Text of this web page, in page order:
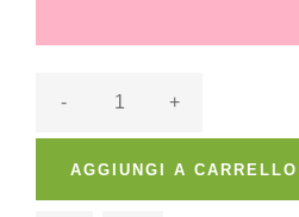
- +
AGGIUNGI A CARRELLO